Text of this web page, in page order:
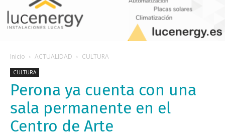
Inicio ACTUALIDAD CULTURA
CULTURA
Perona ya cuenta con una
sala permanente en el
Centro de Arte